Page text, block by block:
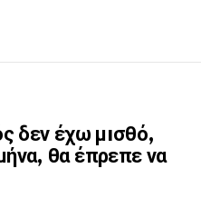
δεν έχω μıσθό,
θα έπρεπε να